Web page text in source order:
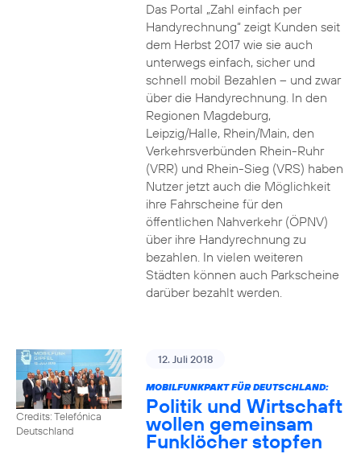
Das Portal „Zahl einfach per
Handyrechnung“ zeigt Kunden seit
dem Herbst 2017 wie sie auch
unterwegs einfach, sicher und
schnell mobil Bezahlen – und zwar
über die Handyrechnung. In den
Regionen Magdeburg,
Leipzig/Halle, Rhein/Main, den
Verkehrsverbünden Rhein-Ruhr
(VRR) und Rhein-Sieg (VRS) haben
Nutzer jetzt auch die Möglichkeit
ihre Fahrscheine für den
öffentlichen Nahverkehr (ÖPNV)
über ihre Handyrechnung zu
bezahlen. In vielen weiteren
Städten können auch Parkscheine
darüber bezahlt werden.
Credits: Telefónica
Deutschland
12. Juli 2018
MOBILFUNKPAKT FÜR DEUTSCHLAND:
Politik und Wirtschaft
wollen gemeinsam
Funklöcher stopfen